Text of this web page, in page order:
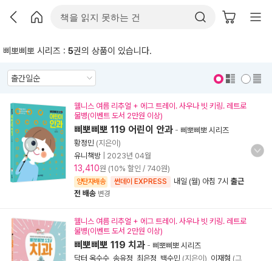
삐뽀삐뽀 시리즈 : 5권의 상품이 있습니다.
웰니스 여름 리추얼 + 에그 트레이. 사우나 빗 키링. 레트로
물병(이벤트 도서 2만원 이상)
삐뽀삐뽀 119 어린이 안과 - 삐뽀삐뽀 시리즈
황정민 (지은이)
유니책방
2023년 04월
13,410원 (10% 할인 / 740원)
양탄자배송 썬데이 EXPRESS 내일 (월) 아침 7시 출근
전 배송 변경
웰니스 여름 리추얼 + 에그 트레이. 사우나 빗 키링. 레트로
물병(이벤트 도서 2만원 이상)
삐뽀삐뽀 119 치과 - 삐뽀삐뽀 시리즈
닥터 옥수수 송유정 최은정 백수민 (지은이), 이재형 (그